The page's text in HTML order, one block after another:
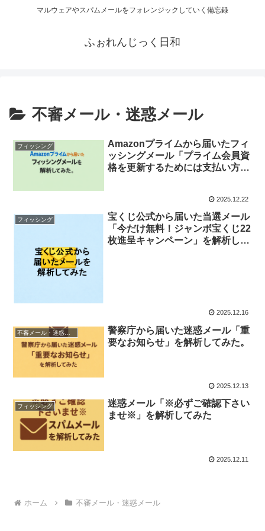
マルウェアやスパムメールをフォレンジックしていく備忘録
ふぉれんじっく日和
不審メール・迷惑メール
フィッシング
Amazonプライムから届いたフィ
ッシングメール「プライム会員資
格を更新するためには支払い方法
2025.12.22
フィッシング
宝くじ公式から届いた当選メール
「今だけ無料！ジャンボ宝くじ22
枚進呈キャンペーン」を解析して
2025.12.16
不審メール・迷惑メール
警察庁から届いた迷惑メール「重
要なお知らせ」を解析してみた。
2025.12.13
フィッシング
迷惑メール「※必ずご確認下さい
ませ※」を解析してみた
2025.12.11
ホーム 不審メール・迷惑メール